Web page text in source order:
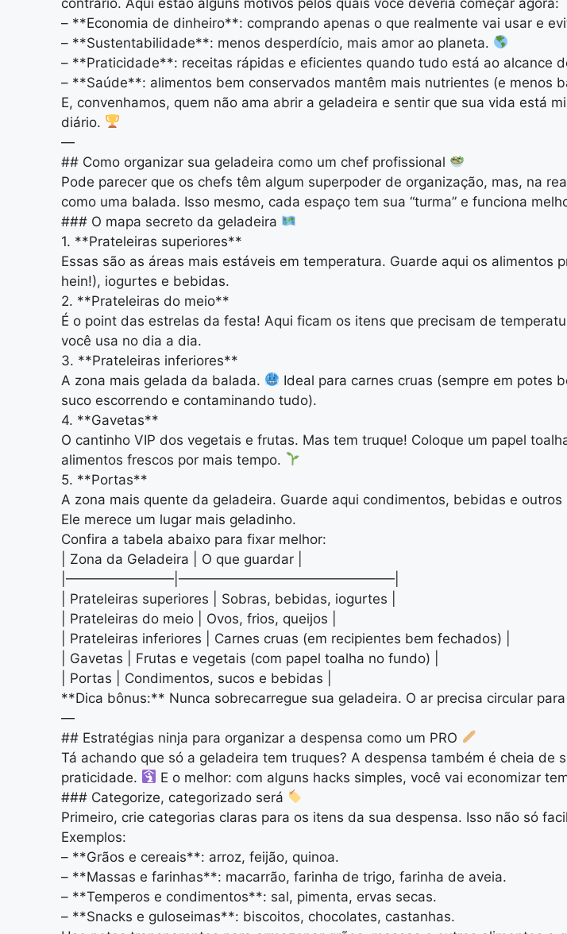
– **Economia de dinheiro**: comprando apenas o que realmente vai usar e
– **Sustentabilidade**: menos desperdício, mais amor ao planeta.
– **Praticidade**: receitas rápidas e eficientes quando tudo está ao alcance
– **Saúde**: alimentos bem conservados mantêm mais nutrientes (e menos
E, convenhamos, quem não ama abrir a geladeira e sentir que sua vida está
diário.
—
## Como organizar sua geladeira como um chef profissional
Pode parecer que os chefs têm algum superpoder de organização, mas, na
como uma balada. Isso mesmo, cada espaço tem sua “turma” e funciona
### O mapa secreto da geladeira
1. **Prateleiras superiores**
Essas são as áreas mais estáveis em temperatura. Guarde aqui os
hein!), iogurtes e bebidas.
2. **Prateleiras do meio**
É o point das estrelas da festa! Aqui ficam os itens que precisam de
você usa no dia a dia.
3. **Prateleiras inferiores**
A zona mais gelada da balada.
Ideal para carnes cruas (sempre em potes
suco escorrendo e contaminando tudo).
4. **Gavetas**
O cantinho VIP dos vegetais e frutas. Mas tem truque! Coloque um papel
alimentos frescos por mais tempo.
5. **Portas**
A zona mais quente da geladeira. Guarde aqui condimentos, bebidas e
Ele merece um lugar mais geladinho.
Confira a tabela abaixo para fixar melhor:
| Zona da Geladeira | O que guardar |
|————————|————————————————|
| Prateleiras superiores | Sobras, bebidas, iogurtes |
| Prateleiras do meio | Ovos, frios, queijos |
| Prateleiras inferiores | Carnes cruas (em recipientes bem fechados) |
| Gavetas | Frutas e vegetais (com papel toalha no fundo) |
| Portas | Condimentos, sucos e bebidas |
**Dica bônus:** Nunca sobrecarregue sua geladeira. O ar precisa circular
—
## Estratégias ninja para organizar a despensa como um PRO
Tá achando que só a geladeira tem truques? A despensa também é cheia
praticidade.
E o melhor: com alguns hacks simples, você vai economizar
### Categorize, categorizado será
Primeiro, crie categorias claras para os itens da sua despensa. Isso não só
Exemplos:
– **Grãos e cereais**: arroz, feijão, quinoa.
– **Massas e farinhas**: macarrão, farinha de trigo, farinha de aveia.
– **Temperos e condimentos**: sal, pimenta, ervas secas.
– **Snacks e guloseimas**: biscoitos, chocolates, castanhas.